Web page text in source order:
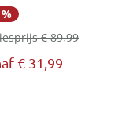
€ 31,99
€ 89,99